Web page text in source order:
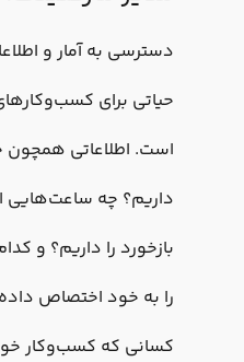
دسترسی به آمار و
حیاتی برای
است. اطلاعاتی همچون
داریم؟ چه ساعت‌هایی
بازخورد را داریم؟ و
را به خود اختصاص
کسانی که کسب‌وکار